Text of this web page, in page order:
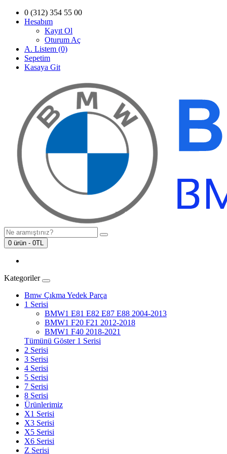
0 (312) 354 55 00
Hesabım
Kayıt Ol
Oturum Aç
A. Listem (0)
Sepetim
Kasaya Git
0 ürün - 0TL
Kategoriler
Bmw Çıkma Yedek Parça
1 Serisi
BMW1 E81 E82 E87 E88 2004-2013
BMW1 F20 F21 2012-2018
BMW1 F40 2018-2021
Tümünü Göster 1 Serisi
2 Serisi
3 Serisi
4 Serisi
5 Serisi
7 Serisi
8 Serisi
Ürünlerimiz
X1 Serisi
X3 Serisi
X5 Serisi
X6 Serisi
Z Serisi